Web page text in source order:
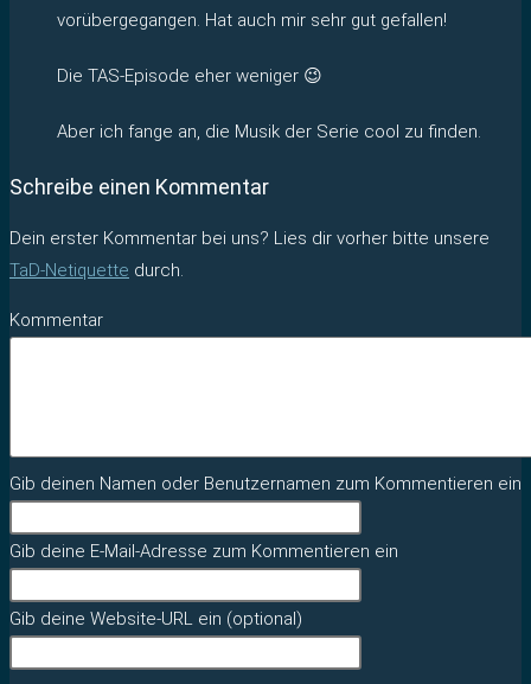
vorübergegangen. Hat auch mir sehr gut gefallen!
Die TAS-Episode eher weniger 😉
Aber ich fange an, die Musik der Serie cool zu finden.
Schreibe einen Kommentar
Dein erster Kommentar bei uns? Lies dir vorher bitte unsere
TaD-Netiquette durch.
Kommentar
Gib deinen Namen oder Benutzernamen zum Kommentieren ein
Gib deine E-Mail-Adresse zum Kommentieren ein
Gib deine Website-URL ein (optional)